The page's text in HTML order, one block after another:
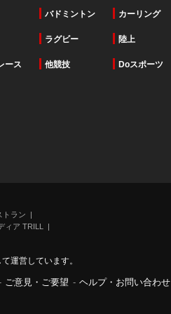
バドミントン カーリング
ラグビー 陸上
ース 他競技 Doスポーツ
ラン
ィア TRILL
運営しています。
ご意見・ご要望 - ヘルプ・お問い合わせ